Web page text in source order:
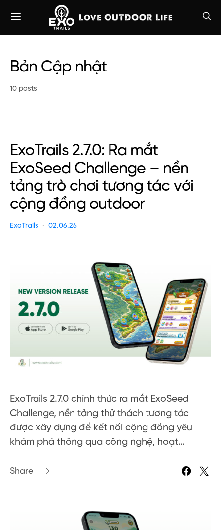
Bản Cập nhật
10 posts
ExoTrails 2.7.0: Ra mắt
ExoSeed Challenge – nền
tảng trò chơi tương tác với
cộng đồng outdoor
ExoTrails 02.06.26
ExoTrails 2.7.0 chính thức ra mắt ExoSeed
Challenge, nền tảng thử thách tương tác
được xây dựng để kết nối cộng đồng yêu
khám phá thông qua công nghệ, hoạt…
Share